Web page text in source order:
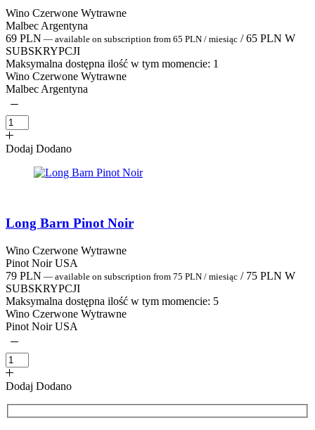
Wino Czerwone Wytrawne
Malbec Argentyna
69 PLN — available on subscription from 65 PLN / miesiąc / 65 PLN W
SUBSKRYPCJI
Maksymalna dostępna ilość w tym momencie: 1
Wino Czerwone Wytrawne
Malbec Argentyna
Dodaj Dodano
Long Barn Pinot Noir
Wino Czerwone Wytrawne
Pinot Noir USA
79 PLN — available on subscription from 75 PLN / miesiąc / 75 PLN W
SUBSKRYPCJI
Maksymalna dostępna ilość w tym momencie: 5
Wino Czerwone Wytrawne
Pinot Noir USA
Dodaj Dodano